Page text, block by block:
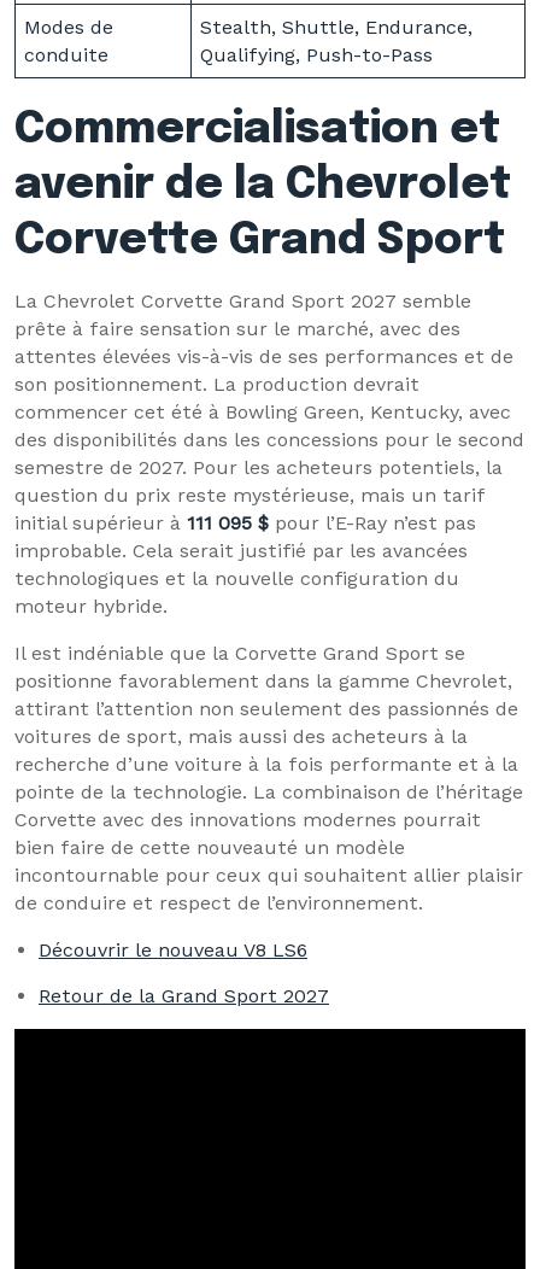
Modes de
conduite
Stealth, Shuttle, Endurance,
Qualifying, Push-to-Pass
Commercialisation et
avenir de la Chevrolet
Corvette Grand Sport
La Chevrolet Corvette Grand Sport 2027 semble
prête à faire sensation sur le marché, avec des
attentes élevées vis-à-vis de ses performances et de
son positionnement. La production devrait
commencer cet été à Bowling Green, Kentucky, avec
des disponibilités dans les concessions pour le second
semestre de 2027. Pour les acheteurs potentiels, la
question du prix reste mystérieuse, mais un tarif
initial supérieur à 111 095 $ pour l’E-Ray n’est pas
improbable. Cela serait justifié par les avancées
technologiques et la nouvelle configuration du
moteur hybride.
Il est indéniable que la Corvette Grand Sport se
positionne favorablement dans la gamme Chevrolet,
attirant l’attention non seulement des passionnés de
voitures de sport, mais aussi des acheteurs à la
recherche d’une voiture à la fois performante et à la
pointe de la technologie. La combinaison de l’héritage
Corvette avec des innovations modernes pourrait
bien faire de cette nouveauté un modèle
incontournable pour ceux qui souhaitent allier plaisir
de conduire et respect de l’environnement.
Découvrir le nouveau V8 LS6
Retour de la Grand Sport 2027